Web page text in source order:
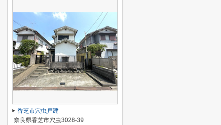
香芝市穴虫戸建
奈良県香芝市穴虫3028-39